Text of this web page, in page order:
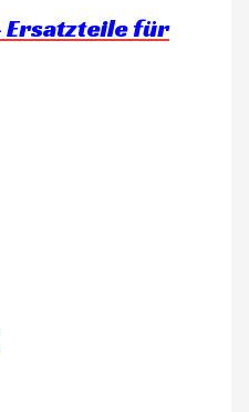
Ersatzteile für